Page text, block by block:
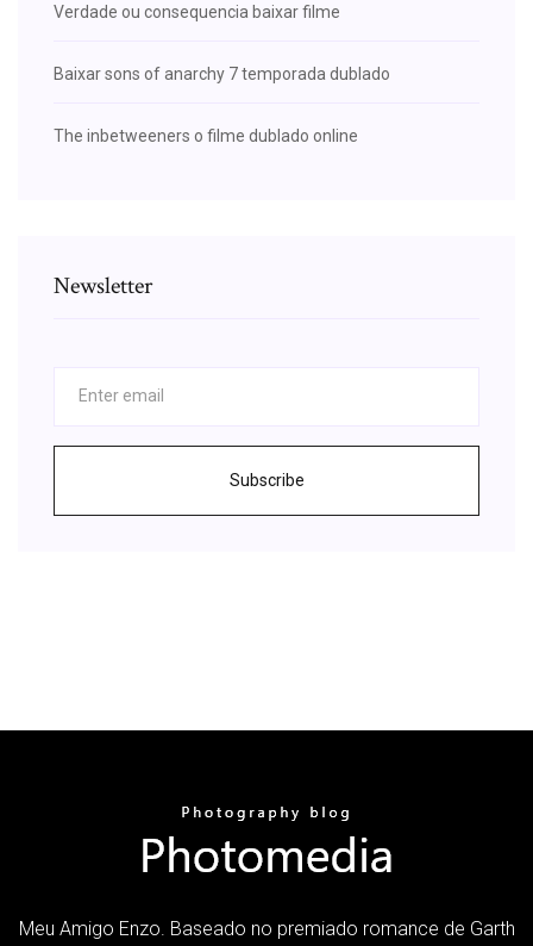
Verdade ou consequencia baixar filme
Baixar sons of anarchy 7 temporada dublado
The inbetweeners o filme dublado online
Newsletter
Subscribe
Meu Amigo Enzo. Baseado no premiado romance de Garth